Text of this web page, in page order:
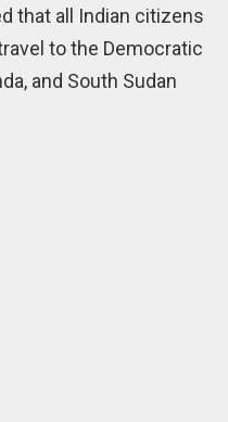
that all Indian citizens
to the Democratic
and South Sudan